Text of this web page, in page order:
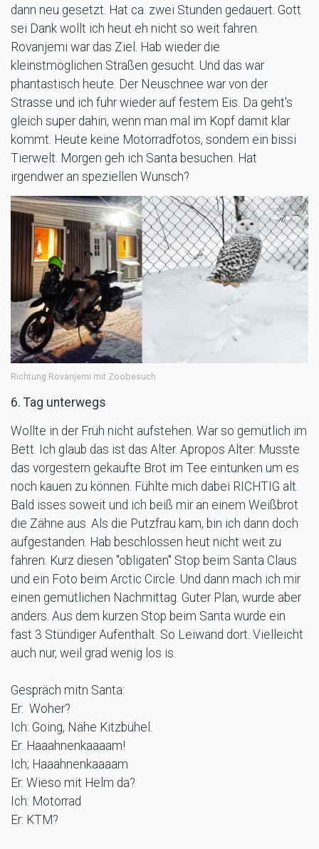
dann neu gesetzt. Hat ca. zwei Stunden gedauert. Gott
sei Dank wollt ich heut eh nicht so weit fahren.
Rovanjemi war das Ziel. Hab wieder die
kleinstmöglichen Straßen gesucht. Und das war
phantastisch heute. Der Neuschnee war von der
Strasse und ich fuhr wieder auf festem Eis. Da geht's
gleich super dahin, wenn man mal im Kopf damit klar
kommt. Heute keine Motorradfotos, sondern ein bissi
Tierwelt. Morgen geh ich Santa besuchen. Hat
irgendwer an speziellen Wunsch?
Richtung Rovanjemi mit Zoobesuch
6. Tag unterwegs
Wollte in der Früh nicht aufstehen. War so gemütlich im
Bett. Ich glaub das ist das Alter. Apropos Alter: Musste
das vorgestern gekaufte Brot im Tee eintunken um es
noch kauen zu können. Fühlte mich dabei RICHTIG alt.
Bald isses soweit und ich beiß mir an einem Weißbrot
die Zähne aus. Als die Putzfrau kam, bin ich dann doch
aufgestanden. Hab beschlossen heut nicht weit zu
fahren. Kurz diesen "obligaten" Stop beim Santa Claus
und ein Foto beim Arctic Circle. Und dann mach ich mir
einen gemütlichen Nachmittag. Guter Plan, wurde aber
anders. Aus dem kurzen Stop beim Santa wurde ein
fast 3 Stündiger Aufenthalt. So Leiwand dort. Vielleicht
auch nur, weil grad wenig los is.
Gespräch mitn Santa:
Er: Woher?
Ich: Going, Nähe Kitzbühel.
Er: Haaahnenkaaaam!
Ich; Haaahnenkaaaam
Er: Wieso mit Helm da?
Ich: Motorrad
Er: KTM?